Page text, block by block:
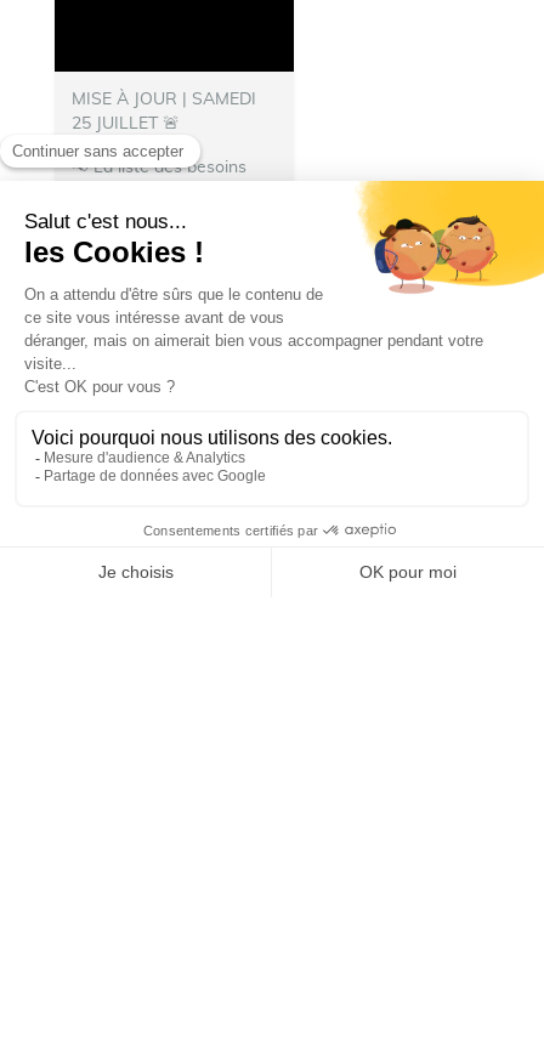
MISE À JOUR | SAMEDI
25 JUILLET 🚨
📢 La liste des besoins
avons besoin de
nourriture pour les repas
des pompiers hébergés à
Talence. N’hésitez pas à
donner : 🍽️ Denrées...
25 13 1
SHOW MORE